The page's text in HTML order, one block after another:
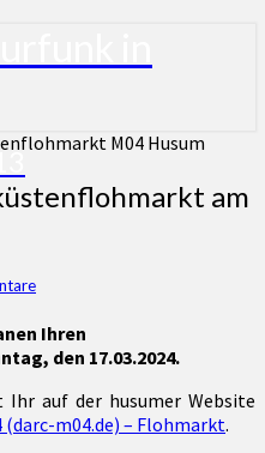
am
Ihren
den 17.03.2024.
auf der husumer Website
(darc-m04.de) – Flohmarkt.